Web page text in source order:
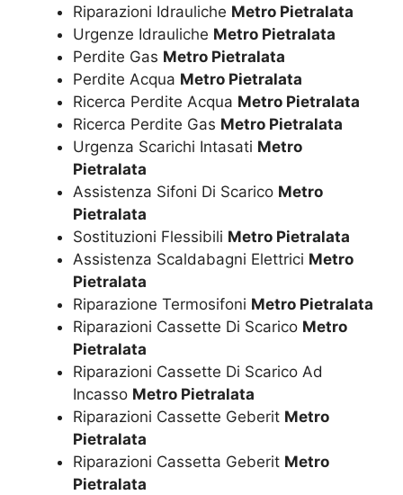
Riparazioni Idrauliche Metro Pietralata
Urgenze Idrauliche Metro Pietralata
Perdite Gas Metro Pietralata
Perdite Acqua Metro Pietralata
Ricerca Perdite Acqua Metro Pietralata
Ricerca Perdite Gas Metro Pietralata
Urgenza Scarichi Intasati Metro
Pietralata
Assistenza Sifoni Di Scarico Metro
Pietralata
Sostituzioni Flessibili Metro Pietralata
Assistenza Scaldabagni Elettrici Metro
Pietralata
Riparazione Termosifoni Metro Pietralata
Riparazioni Cassette Di Scarico Metro
Pietralata
Riparazioni Cassette Di Scarico Ad
Incasso Metro Pietralata
Riparazioni Cassette Geberit Metro
Pietralata
Riparazioni Cassetta Geberit Metro
Pietralata